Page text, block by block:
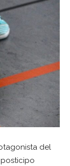
del